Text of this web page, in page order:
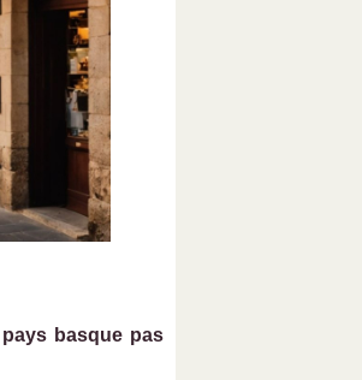
basque pas